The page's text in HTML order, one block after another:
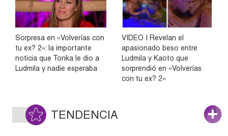
Sorpresa en «Volverías con
tu ex? 2»: la importante
noticia que Tonka le dio a
Ludmila y nadie esperaba
VIDEO | Revelan el
apasionado beso entre
Ludmila y Kaoto que
sorprendió en «Volverías
con tu ex? 2»
TENDENCIA